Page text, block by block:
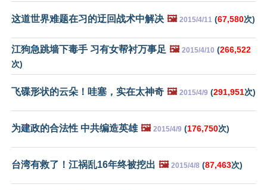
这道世界难题在习的迂回战术中解决 🖼️ 2015/4/11 (67,580次)
江狗急跳墙下毒手 习有女帮衬万事足 🖼️ 2015/4/10 (266,522
次)
飞碟形状的云朵！哇塞，实在太神奇 🖼️ 2015/4/9 (291,951次)
为建政的合法性 中共编造英雄 🖼️ 2015/4/9 (176,750次)
台湾有救了！江祸乱16年终被挖出 🖼️ 2015/4/8 (87,463次)